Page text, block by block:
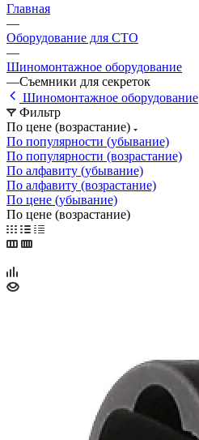
Главная
—
Оборудование для СТО
—
Шиномонтажное оборудование
—Съемники для секреток
Шиномонтажное оборудование
Фильтр
По цене (возрастание)
По популярности (убывание)
По популярности (возрастание)
По алфавиту (убывание)
По алфавиту (возрастание)
По цене (убывание)
По цене (возрастание)